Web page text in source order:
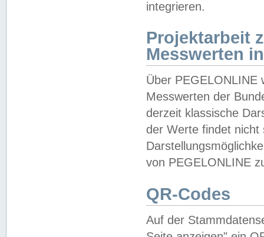
integrieren.
Projektarbeit
Messwerten
Über PEGELONLINE
Messwerten der
derzeit klassische
der Werte findet
von PEGELONLINE
QR-Codes
Auf der